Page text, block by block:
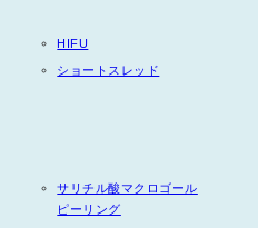
HIFU
ショートスレッド
サリチル酸マクロゴール
ピーリング